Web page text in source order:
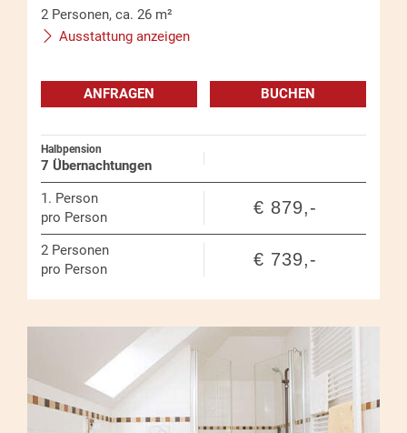
2 Personen, ca. 26 m²
Ausstattung anzeigen
ANFRAGEN BUCHEN
Halbpension
7 Übernachtungen
1. Person
pro Person
€ 879,-
2 Personen
pro Person
€ 739,-